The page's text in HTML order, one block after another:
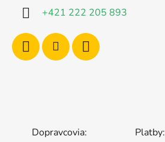
+421 222 205 893
Dopravcovia: Platby: